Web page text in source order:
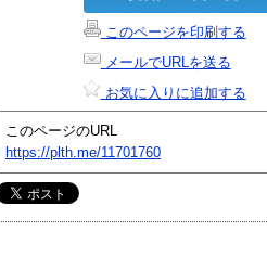
このページを印刷する
メールでURLを送る
お気に入りに追加する
このページのURL
https://plth.me/11701760